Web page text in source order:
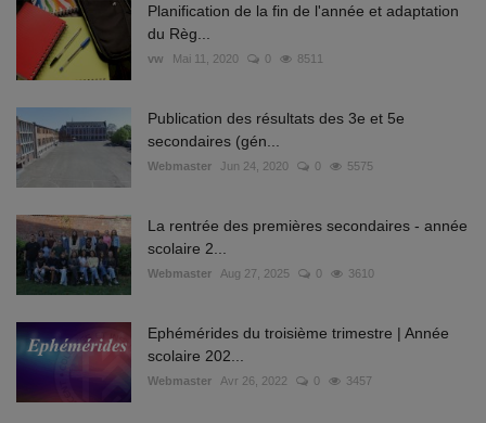
Planification de la fin de l'année et adaptation
du Règ...
vw Mai 11, 2020 0 8511
Publication des résultats des 3e et 5e
secondaires (gén...
Webmaster Jun 24, 2020 0 5575
La rentrée des premières secondaires - année
scolaire 2...
Webmaster Aug 27, 2025 0 3610
Ephémérides du troisième trimestre | Année
scolaire 202...
Webmaster Avr 26, 2022 0 3457